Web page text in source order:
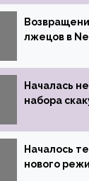
лжецов в
Началась
набора
Началось
нового